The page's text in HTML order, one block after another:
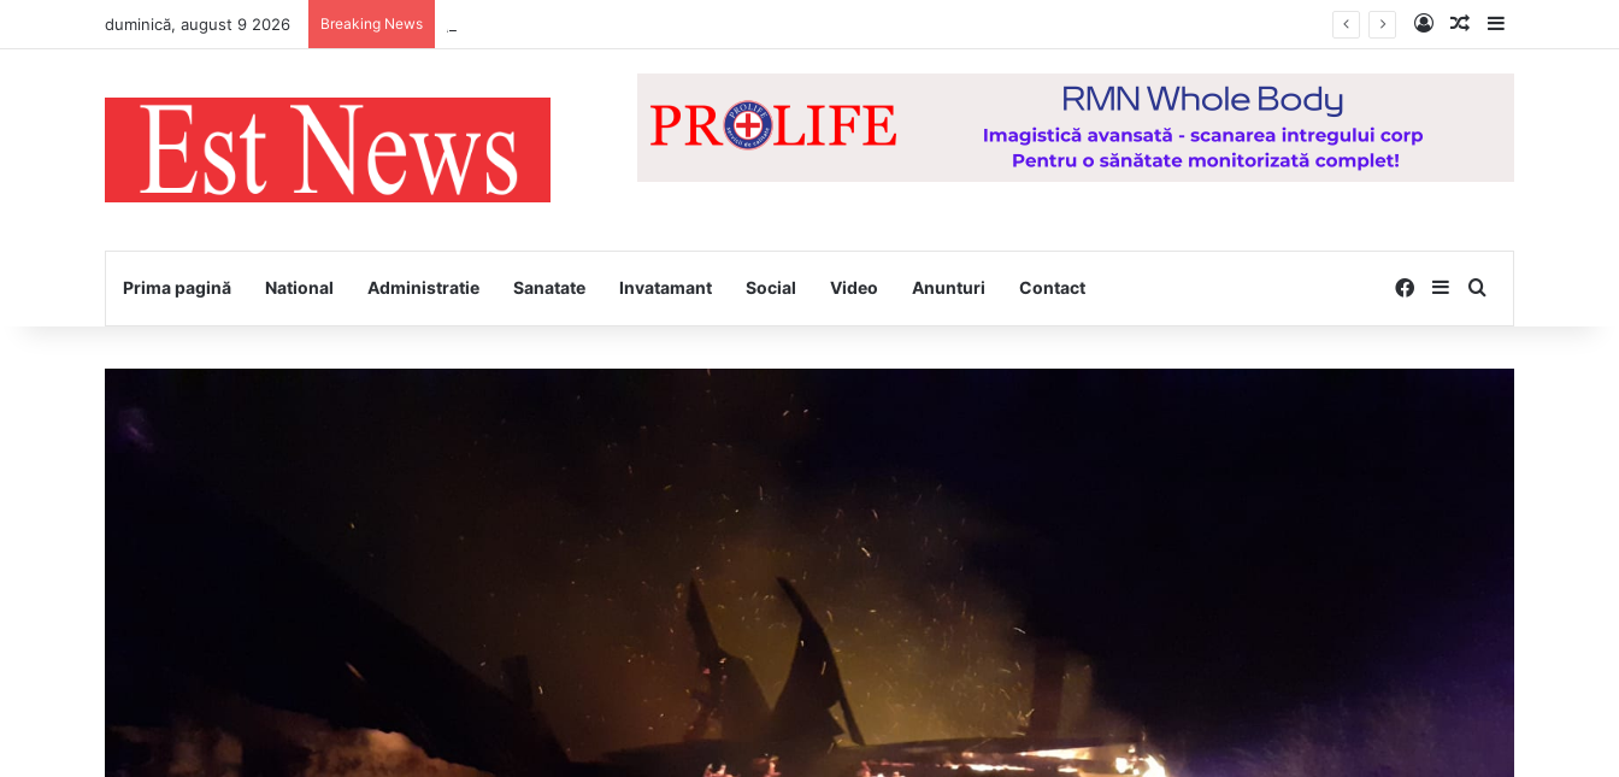
duminică, august 9 2026 Breaking News Log InRandom Article
Prima pagină National Administratie Sanatate Invatamant Social Video Anunturi Contact Facebook
SidebarSearch for